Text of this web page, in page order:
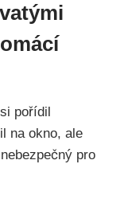
pořídil
na okno, ale
pro